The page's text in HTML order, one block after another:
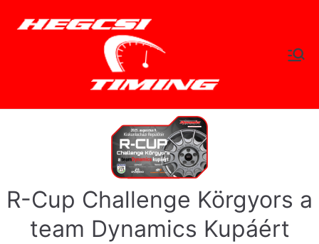
hegc
sitimi
Időtlen Idők
R-Cup Challenge Körgyors a
team Dynamics Kupáért